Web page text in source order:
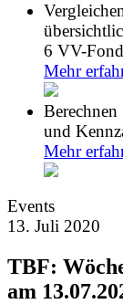
6 VV-
Mehr
und
Mehr
Events
13. Juli 2020
TBF:
am